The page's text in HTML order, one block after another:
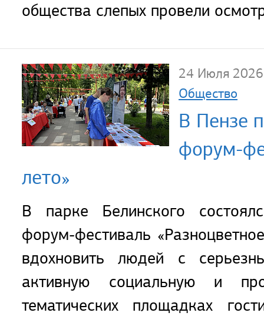
общества слепых провели
24 Июля 2026
Общество
В Пензе
форум-
лето»
В парке Белинского
форум-фестиваль
вдохновить людей с
активную социальную и
тематических площадках